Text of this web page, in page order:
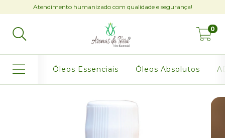
Atendimento humanizado com qualidade e segurança!
0
Óleos Essenciais Óleos Absolutos